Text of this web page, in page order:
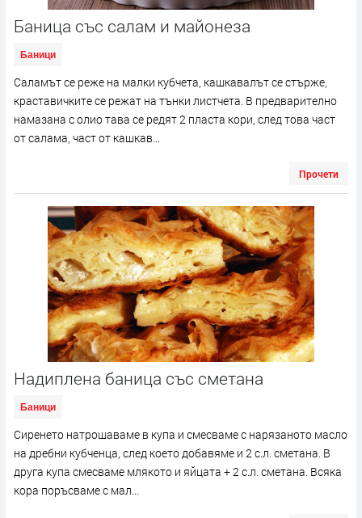
Баница със салам и майонеза
Баници
Саламът се реже на малки кубчета, кашкавалът се стърже,
краставичките се режат на тънки листчета. В предварително
намазана с олио тава се редят 2 пласта кори, след това част
от салама, част от кашкав...
Прочети
Надиплена баница със сметана
Баници
Сиренето натрошаваме в купа и смесваме с нарязаното масло
на дребни кубченца, след което добавяме и 2 с.л. сметана. В
друга купа смесваме млякото и яйцата + 2 с.л. сметана. Всяка
кора поръсваме с мал...